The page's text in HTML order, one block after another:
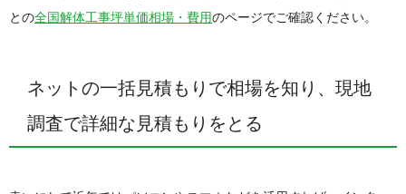
との全国解体工事坪単価相場・費用のページでご確認ください。
ネットの一括見積もりで相場を知り、現地
調査で詳細な見積もりをとる